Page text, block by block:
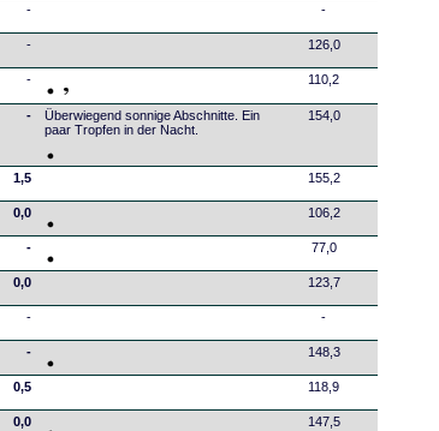
- -
- 126,0
- 110,2
-
Überwiegend sonnige Abschnitte. Ein
paar Tropfen in der Nacht.
154,0
1,5 155,2
0,0 106,2
- 77,0
0,0 123,7
- -
- 148,3
0,5 118,9
0,0 147,5